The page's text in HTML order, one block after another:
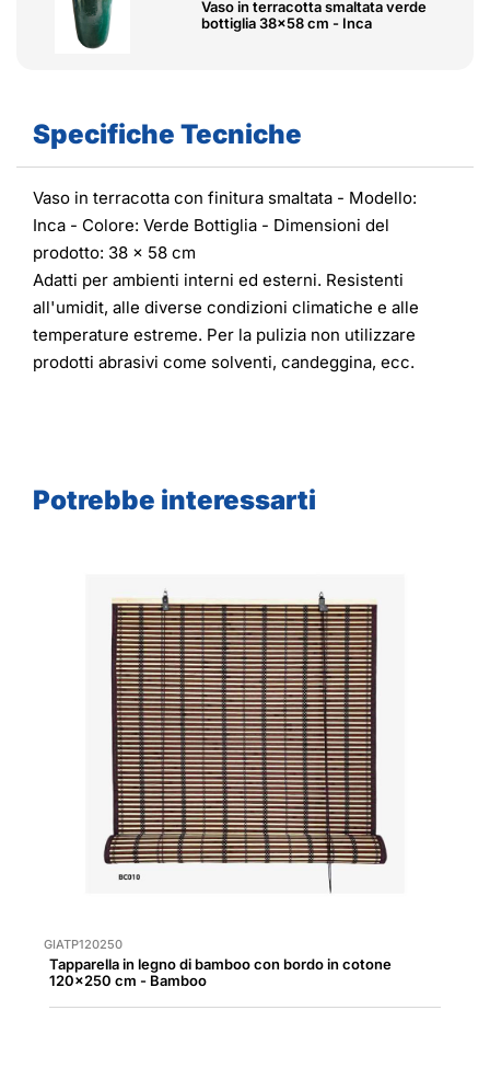
Vaso in terracotta smaltata verde
bottiglia 38x58 cm - Inca
Specifiche Tecniche
Vaso in terracotta con finitura smaltata - Modello:
Inca - Colore: Verde Bottiglia - Dimensioni del
prodotto: 38 x 58 cm
Adatti per ambienti interni ed esterni. Resistenti
all'umidit, alle diverse condizioni climatiche e alle
temperature estreme. Per la pulizia non utilizzare
prodotti abrasivi come solventi, candeggina, ecc.
Potrebbe interessarti
GIATP120250
Tapparella in legno di bamboo con bordo in cotone
120x250 cm - Bamboo